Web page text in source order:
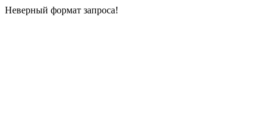
Неверный формат запроса!